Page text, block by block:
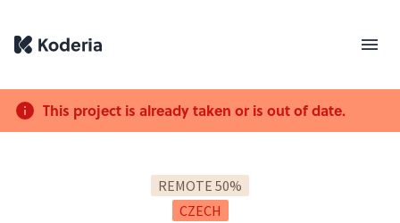
This project is already taken or is out of date.
REMOTE 50%
CZECH